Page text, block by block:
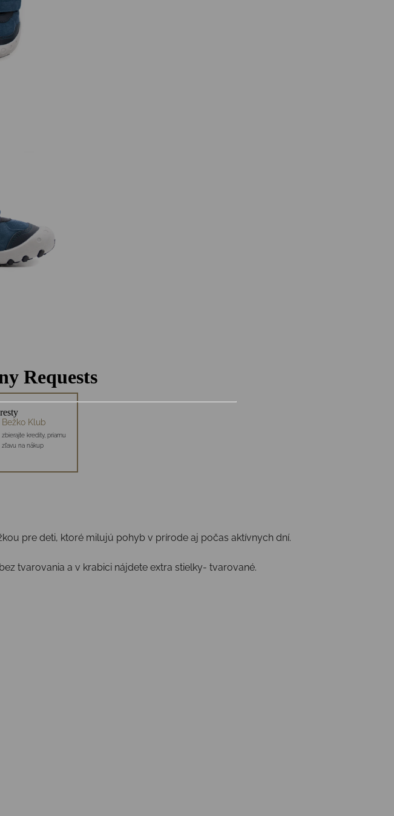
Bežko Klub
zbierajte kredity, priamu
zľavu na nákup
pre deti, ktoré milujú pohyb v prírode aj počas aktívnych dní.
tvarovania a v krabici nájdete extra stielky- tvarované.